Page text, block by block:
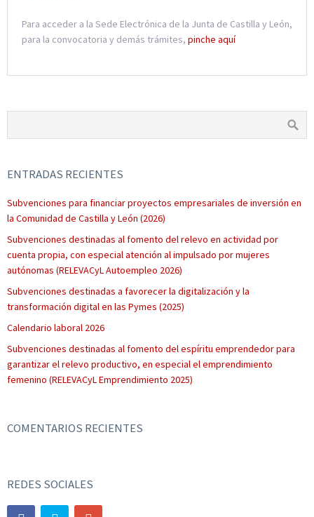
Para acceder a la Sede Electrónica de la Junta de Castilla y León,
para la convocatoria y demás trámites, pinche aquí
ENTRADAS RECIENTES
Subvenciones para financiar proyectos empresariales de inversión en
la Comunidad de Castilla y León (2026)
Subvenciones destinadas al fomento del relevo en actividad por
cuenta propia, con especial atención al impulsado por mujeres
autónomas (RELEVACyL Autoempleo 2026)
Subvenciones destinadas a favorecer la digitalización y la
transformación digital en las Pymes (2025)
Calendario laboral 2026
Subvenciones destinadas al fomento del espíritu emprendedor para
garantizar el relevo productivo, en especial el emprendimiento
femenino (RELEVACyL Emprendimiento 2025)
COMENTARIOS RECIENTES
REDES SOCIALES